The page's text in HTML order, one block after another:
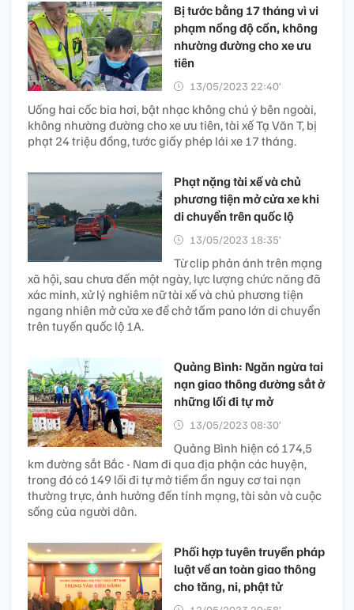
Bị tước bằng 17 tháng vì vi
phạm nồng độ cồn, không
nhường đường cho xe ưu
tiên
13/05/2023 22:40’
Uống hai cốc bia hơi, bật nhạc không chú ý bên ngoài,
không nhường đường cho xe ưu tiên, tài xế Tạ Văn T, bị
phạt 24 triệu đồng, tước giấy phép lái xe 17 tháng.
Phạt nặng tài xế và chủ
phương tiện mở cửa xe khi
di chuyển trên quốc lộ
13/05/2023 18:35’
Từ clip phản ánh trên mạng
xã hội, sau chưa đến một ngày, lực lượng chức năng đã
xác minh, xử lý nghiêm nữ tài xế và chủ phương tiện
ngang nhiên mở cửa xe để chở tấm pano lớn di chuyển
trên tuyến quốc lộ 1A.
Quảng Bình: Ngăn ngừa tai
nạn giao thông đường sắt ở
những lối đi tự mở
13/05/2023 08:30’
Quảng Bình hiện có 174,5
km đường sắt Bắc - Nam đi qua địa phận các huyện,
trong đó có 149 lối đi tự mở tiềm ẩn nguy cơ tai nạn
thường trực, ảnh hưởng đến tính mạng, tài sản và cuộc
sống của người dân.
Phối hợp tuyên truyền pháp
luật về an toàn giao thông
cho tăng, ni, phật tử